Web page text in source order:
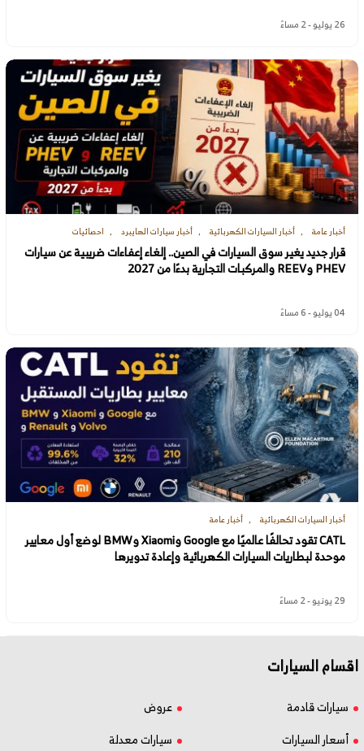
26 يوليو - 2 مساءً
أخبار عامة أخبار السيارات الكهربائية أخبار سيارات الهايبرد احصائيات
قرار جديد يغير سوق السيارات في الصين.. إلغاء إعفاءات ضريبية عن سيارات
PHEV وREEV والمركبات التجارية بدءًا من 2027
04 يوليو - 6 مساءً
أخبار السيارات الكهربائية أخبار عامة
CATL تقود تحالفًا عالميًا مع Google وXiaomi وBMW لوضع أول معايير
موحدة لبطاريات السيارات الكهربائية وإعادة تدويرها
29 يونيو - 2 مساءً
اقسام السيارات
سيارات قادمة
عروض
أسعار السيارات
سيارات معدلة